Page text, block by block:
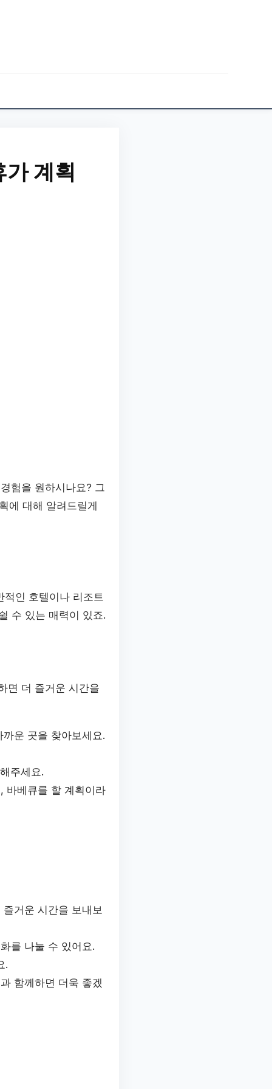
계획
험을 원하시나요? 그
에 대해 알려드릴게
인 호텔이나 리조트
수 있는 매력이 있죠.
면 더 즐거운 시간을
운 곳을 찾아보세요.
주세요.
바베큐를 할 계획이라
거운 시간을 보내보
를 나눌 수 있어요.
.
함께하면 더욱 좋겠